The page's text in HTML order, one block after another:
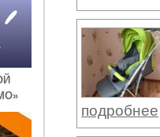
подробнее